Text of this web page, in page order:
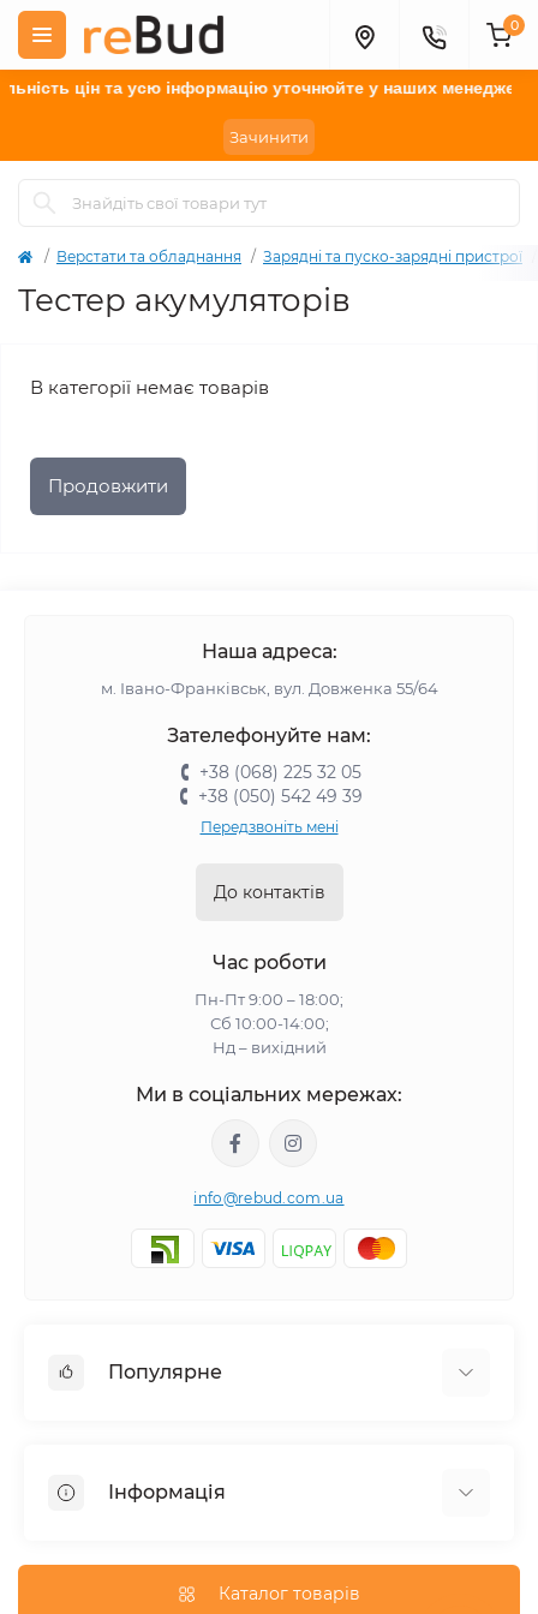
цін та усю інформацію уточнюйтеу наших менеджерів.
Зачинити
0
Верстати та обладнання Зарядні та пуско-зарядні пристрої
Тестер акумуляторів
В категорії немає товарів
Продовжити
Наша адреса:
м. Івано-Франківськ, вул. Довженка 55/64
Зателефонуйте нам:
+38 (068) 225 32 05
+38 (050) 542 49 39
Передзвоніть мені
До контактів
Час роботи
Пн-Пт 9:00 – 18:00;
Сб 10:00-14:00;
Нд – вихідний
Ми в соціальних мережах:
info@rebud.com.ua
Популярне
Гіпсокартонні системи
Паркани та огорожі
Інформація
Каталог товарів